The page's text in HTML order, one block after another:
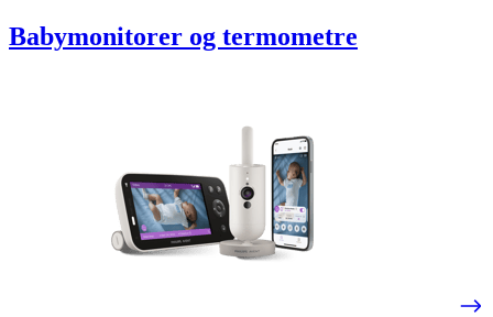
Babymonitorer og termometre